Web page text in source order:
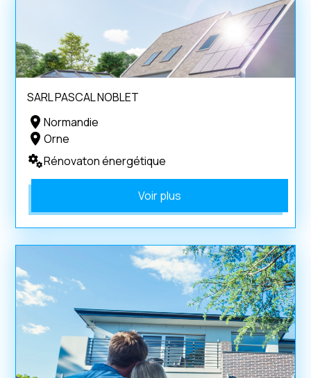
SARL PASCAL NOBLET
Normandie
Orne
Rénovaton énergétique
Voir plus